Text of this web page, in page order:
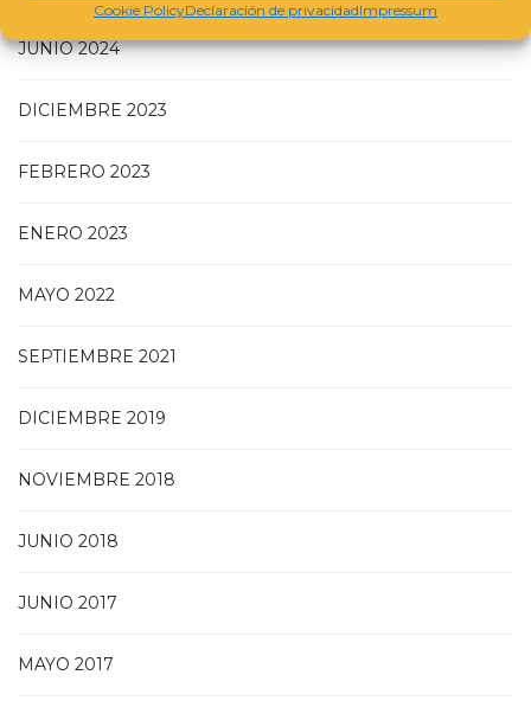
Cookie PolicyDeclaración de privacidadImpressum
JUNIO 2024
DICIEMBRE 2023
FEBRERO 2023
ENERO 2023
MAYO 2022
SEPTIEMBRE 2021
DICIEMBRE 2019
NOVIEMBRE 2018
JUNIO 2018
JUNIO 2017
MAYO 2017